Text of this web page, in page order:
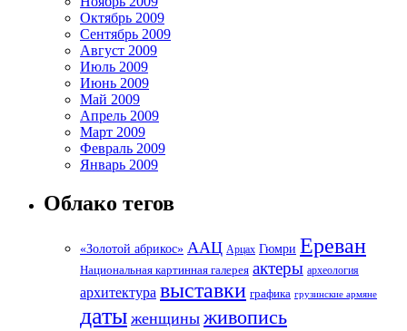
Октябрь 2009
Сентябрь 2009
Август 2009
Июль 2009
Июнь 2009
Май 2009
Апрель 2009
Март 2009
Февраль 2009
Январь 2009
Облако тегов
«Золотой абрикос» ААЦ Арцах Гюмри Ереван
Национальная картинная галерея актеры археология
архитектура выставки графика грузинские армяне
даты женщины живопись